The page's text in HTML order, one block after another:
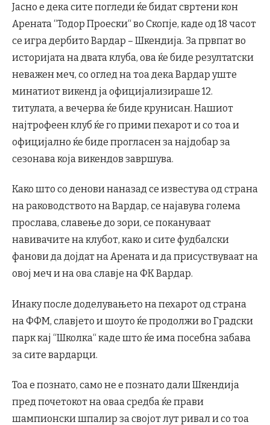
Јасно е дека сите погледи ќе бидат свртени кон
Арената “Тодор Проески“ во Скопје, каде од 18 часот
се игра дербито Вардар – Шкендија. За првпат во
историјата на двата клуба, ова ќе биде резултатски
неважен меч, со оглед на тоа дека Вардар уште
минатиот викенд ја официјализираше 12.
титулата, а вечерва ќе биде крунисан. Нашиот
најтрофеен клуб ќе го прими пехарот и со тоа и
официјално ќе биде прогласен за најдобар за
сезонава која викендов завршува.
Како што со денови наназад се известува од страна
на раководството на Вардар, се најавува голема
прослава, славење до зори, се покануваат
навивачите на клубот, како и сите фудбалски
фанови да дојдат на Арената и да присуствуваат на
овој меч и на ова славје на ФК Вардар.
Инаку после доделувањето на пехарот од страна
на ФФМ, славјето и шоуто ќе продолжи во Градски
парк кај “Школка“ каде што ќе има посебна забава
за сите вардарци.
Тоа е познато, само не е познато дали Шкендија
пред почетокот на оваа средба ќе прави
шампионски шпалир за својот лут ривал и со тоа